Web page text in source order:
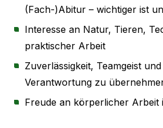
(Fach-)Abitur – wichtiger ist
Interesse an Natur, Tieren,
praktischer Arbeit
Zuverlässigkeit, Teamgeist
Verantwortung zu
Freude an körperlicher Arbeit